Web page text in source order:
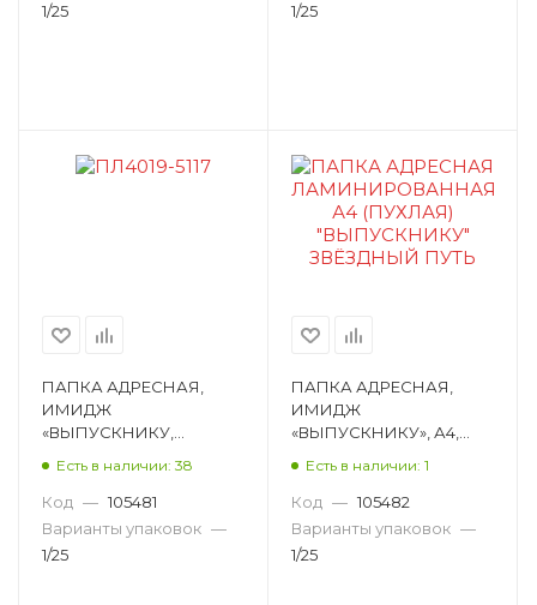
1/25
1/25
ПАПКА АДРЕСНАЯ,
ИМИДЖ
«ВЫПУСКНИКУ,
КАРТОН, РИСУНОК
ПЛ4019-5117
Есть в наличии: 38
Код — 105481
Варианты упаковок —
1/25
ПАПКА АДРЕСНАЯ,
ИМИДЖ
«ВЫПУСКНИКУ», А4,
ПЛ4019-5126
Есть в наличии: 1
Код — 105482
Варианты упаковок —
1/25